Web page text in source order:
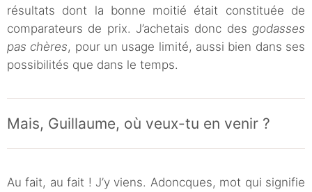
résultats dont la bonne moitié était constituée de
comparateurs de prix. J’achetais donc des godasses
pas chères, pour un usage limité, aussi bien dans ses
possibilités que dans le temps.
Mais, Guillaume, où veux-tu en venir ?
Au fait, au fait ! J’y viens. Adoncques, mot qui signifie